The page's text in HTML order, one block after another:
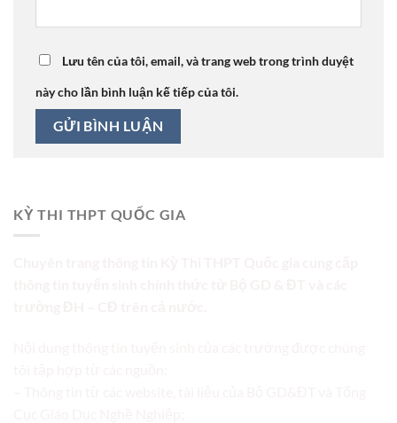
Lưu tên của tôi, email, và trang web trong trình duyệt
này cho lần bình luận kế tiếp của tôi.
KỲ THI THPT QUỐC GIA